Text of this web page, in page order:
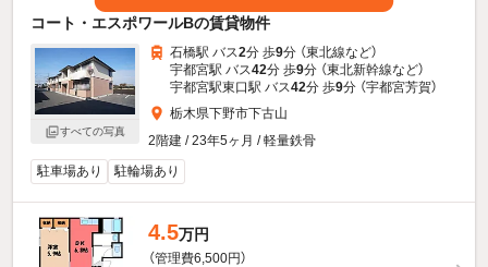
コート・エスポワールBの賃貸物件
すべての写真
石橋駅 バス2分 歩9分 （東北線など）
宇都宮駅 バス42分 歩9分 （東北新幹線など）
宇都宮駅東口駅 バス42分 歩9分 （宇都宮芳賀）
栃木県下野市下古山
2階建 / 23年5ヶ月 / 軽量鉄骨
駐車場あり
駐輪場あり
4.5万円
（管理費6,500円）